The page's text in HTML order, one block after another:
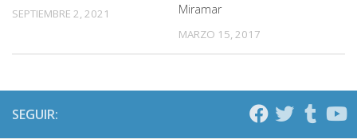
SEPTIEMBRE 2, 2021 Miramar
MARZO 15, 2017
SEGUIR: